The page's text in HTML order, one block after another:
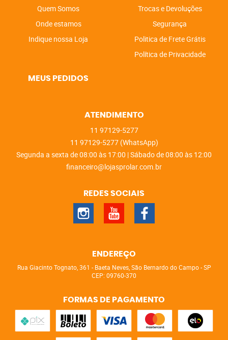
Quem Somos
Onde estamos
Indique nossa Loja
Trocas e Devoluções
Segurança
Politica de Frete Grátis
Política de Privacidade
MEUS PEDIDOS
ATENDIMENTO
11 97129-5277
11 97129-5277 (WhatsApp)
Segunda a sexta de 08:00 às 17:00 | Sábado de 08:00 às 12:00
financeiro@lojasprolar.com.br
REDES SOCIAIS
ENDEREÇO
Rua Giacinto Tognato, 361 - Baeta Neves, São Bernardo do Campo-SP
CEP: 09760-370
FORMAS DE PAGAMENTO